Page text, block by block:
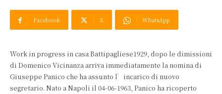
Facebook X WhatsApp
Work in progress in casa Battipagliese1929, dopo le dimissioni
di Domenico Vicinanza arriva immediatamente la nomina di
Giuseppe Panico che ha assunto l’incarico di nuovo
segretario. Nato a Napoli il 04-06-1963, Panico ha ricoperto